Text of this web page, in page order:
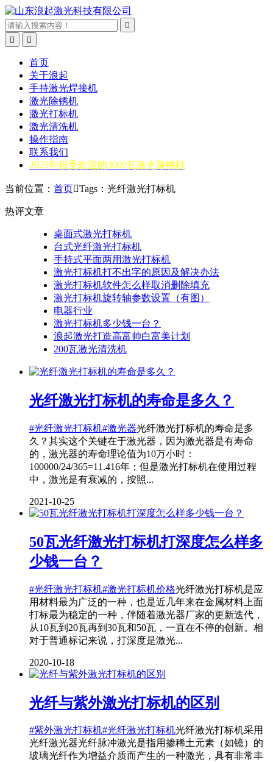



首页
关于浪起
手持激光焊接机
激光除锈机
激光打标机
激光清洗机
操作指南
联系我们
2025年很受欢迎的3000瓦激光除锈机
当前位置： 首页Tags：光纤激光打标机
热评文章
桌面式激光打标机
台式光纤激光打标机
手持式平面两用激光打标机
激光打标机打不出字的原因及解决办法
激光打标机软件怎么样取消删除填充
激光打标机旋转轴参数设置（有图）
电器行业
激光打标机多少钱一台？
浪起激光打造高富帅白富美计划
200瓦激光清洗机
光纤激光打标机的寿命是多久？
#光纤激光打标机#激光器光纤激光打标机的寿命是多
久？其实这个关键在于激光器，因为激光器是有寿命
的，激光器的寿命理论值为10万小时：
100000/24/365=11.416年；但是激光打标机在使用过程
中，激光是有衰减的，按照...
2021-10-25
50瓦光纤激光打标机打深度怎么样多
少钱一台？
#光纤激光打标机#激光打标机价格光纤激光打标机是应
用材料最为广泛的一种，也是近几年来在金属材料上面
打标最为稳定的一种，伴随着激光器厂家的更新迭代，
从10瓦到20瓦再到30瓦和50瓦，一直在不停的创新。相
对于普通标记来说，打深度是激光...
2020-10-18
光纤与紫外激光打标机的区别
#紫外激光打标机#光纤激光打标机光纤激光打标机采用
光纤激光器光纤脉冲激光是指用掺稀土元素（如镱）的
玻璃光纤作为增益介质而产生的一种激光，具有非常丰